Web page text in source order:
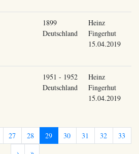
1899
Deutschland
Heinz
Fingerhut
15.04.2019
1951 - 1952
Deutschland
Heinz
Fingerhut
15.04.2019
27 28 29 30 31 32
33
›
»